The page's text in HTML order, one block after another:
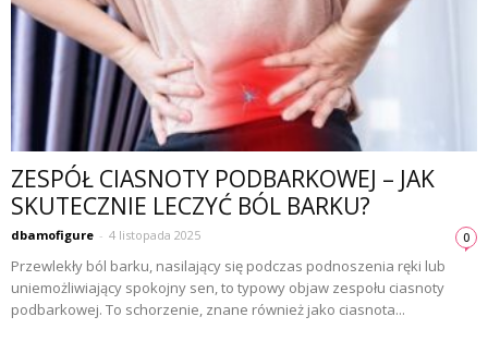
ZESPÓŁ CIASNOTY PODBARKOWEJ – JAK
SKUTECZNIE LECZYĆ BÓL BARKU?
dbamofigure - 4 listopada 2025 0
Przewlekły ból barku, nasilający się podczas podnoszenia ręki lub
uniemożliwiający spokojny sen, to typowy objaw zespołu ciasnoty
podbarkowej. To schorzenie, znane również jako ciasnota...